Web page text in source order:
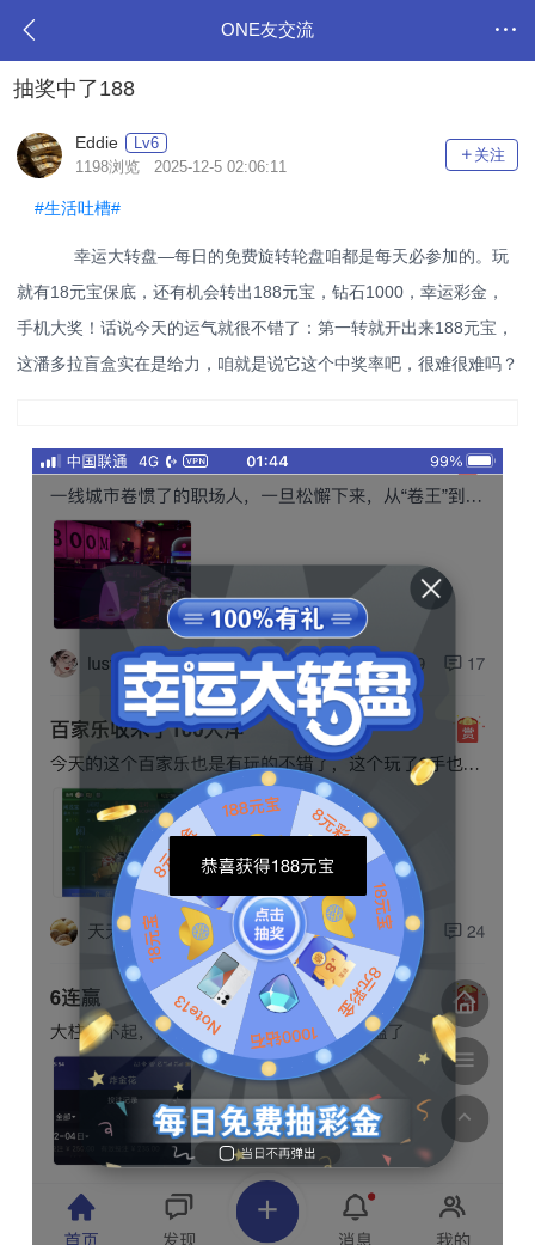
ONE友交流
抽奖中了188
Eddie
Lv6
1198浏览 2025-12-5 02:06:11
关注
#生活吐槽#
幸运大转盘—每日的免费旋转轮盘咱都是每天必参加的。玩
就有18元宝保底，还有机会转出188元宝，钻石1000，幸运彩金，
手机大奖！话说今天的运气就很不错了：第一转就开出来188元宝，
这潘多拉盲盒实在是给力，咱就是说它这个中奖率吧，很难很难吗？